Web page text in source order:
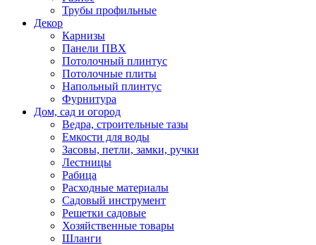
Трубы профильные
Декор
Карнизы
Панели ПВХ
Потолочный плинтус
Потолочные плиты
Напольный плинтус
Фурнитура
Дом, сад и огород
Ведра, строительные тазы
Емкости для воды
Засовы, петли, замки, ручки
Лестницы
Рабица
Расходные материалы
Садовый инструмент
Решетки садовые
Хозяйственные товары
Шланги